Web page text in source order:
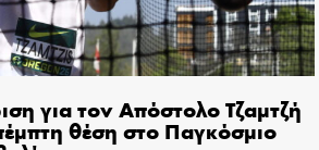
για τον Απόστολο Τζαμτζή
θέση στο Παγκόσμιο